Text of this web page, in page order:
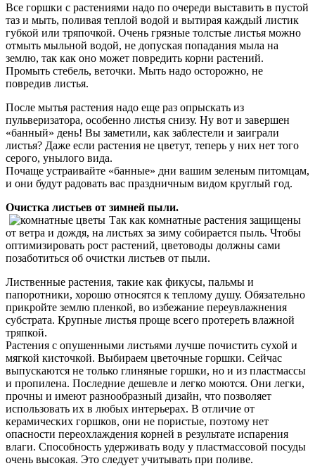
Все горшки с растениями надо по очереди выставить в пустой
таз и мыть, поливая теплой водой и вытирая каждый листик
губкой или тряпочкой. Очень грязные толстые листья можно
отмыть мыльной водой, не допуская попадания мыла на
землю, так как оно может повредить корни растений.
Промыть стебель, веточки. Мыть надо осторожно, не
повредив листья.
После мытья растения надо еще раз опрыскать из
пульверизатора, особенно листья снизу. Ну вот и завершен
«банный» день! Вы заметили, как заблестели и заиграли
листья? Даже если растения не цветут, теперь у них нет того
серого, унылого вида.
Почаще устраивайте «банные» дни вашим зеленым питомцам,
и они будут радовать вас праздничным видом круглый год.
Очистка листьев от зимней пыли.
Так как комнатные растения защищены
от ветра и дождя, на листьях за зиму собирается пыль. Чтобы
оптимизировать рост растений, цветоводы должны сами
позаботиться об очистки листьев от пыли.
Лиственные растения, такие как фикусы, пальмы и
папоротники, хорошо относятся к теплому душу. Обязательно
прикройте землю пленкой, во избежание переувлажнения
субстрата. Крупные листья проще всего протереть влажной
тряпкой.
Растения с опушенными листьями лучше почистить сухой и
мягкой кисточкой. Выбираем цветочные горшки. Сейчас
выпускаются не только глиняные горшки, но и из пластмассы
и пропилена. Последние дешевле и легко моются. Они легки,
прочны и имеют разнообразный дизайн, что позволяет
использовать их в любых интерьерах. В отличие от
керамических горшков, они не пористые, поэтому нет
опасности переохлаждения корней в результате испарения
влаги. Способность удерживать воду у пластмассовой посуды
очень высокая. Это следует учитывать при поливе.